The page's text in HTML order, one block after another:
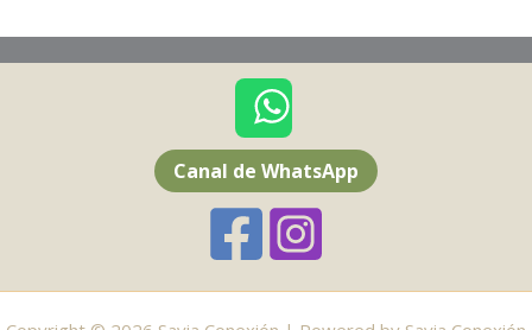
Canal de WhatsApp